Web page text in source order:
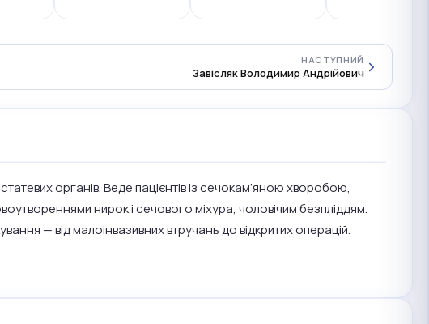
НАСТУПНИЙ
Завісляк Володимир Андрійович
органів. Веде пацієнтів із сечокам’яною хворобою,
нирок і сечового міхура, чоловічим безпліддям.
— від малоінвазивних втручань до відкритих операцій.